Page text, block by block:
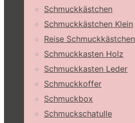
Schmuckkästchen
Schmuckkästchen Klein
Reise Schmuckkästchen
Schmuckkasten Holz
Schmuckkasten Leder
Schmuckkoffer
Schmuckbox
Schmuckschatulle